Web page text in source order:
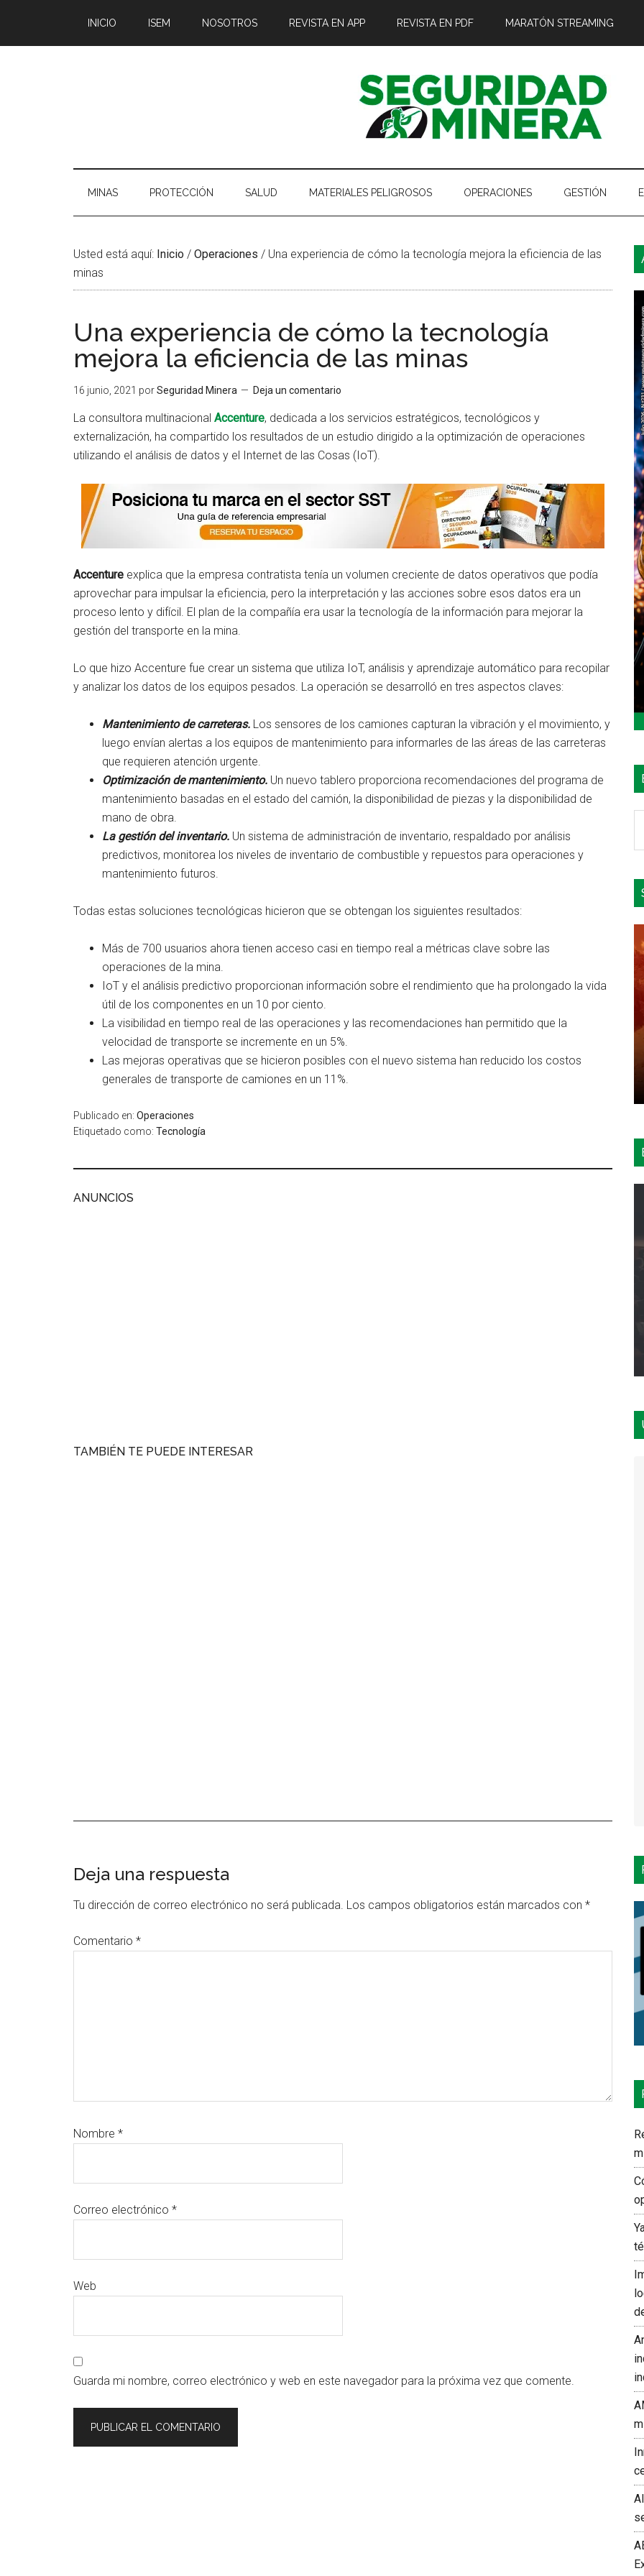
contenido
secondary
la
pie
INICIO ISEM NOSOTROS REVISTA EN APP REVISTA EN PDF MARATÓN STREAMING
MINAS PROTECCIÓN SALUD MATERIALES PELIGROSOS OPERACIONES GESTIÓN
Usted está aquí: Inicio / Operaciones / Una experiencia de cómo la tecnología mejora la eficiencia de las
minas
Una experiencia de cómo la tecnología
mejora la eficiencia de las minas
16 junio, 2021 porSeguridad Minera Deja un comentario
La consultora multinacional Accenture, dedicada a los servicios estratégicos, tecnológicos y
externalización, ha compartido los resultados de un estudio dirigido a la optimización de operaciones
utilizando el análisis de datos y el Internet de las Cosas (IoT).
Accenture explica que la empresa contratista tenía un volumen creciente de datos operativos que podía
aprovechar para impulsar la eficiencia, pero la interpretación y las acciones sobre esos datos era un
proceso lento y difícil. El plan de la compañía era usar la tecnología de la información para mejorar la
gestión del transporte en la mina.
Lo que hizo Accenture fue crear un sistema que utiliza IoT, análisis y aprendizaje automático para recopilar
y analizar los datos de los equipos pesados. La operación se desarrolló en tres aspectos claves:
Mantenimiento de carreteras. Los sensores de los camiones capturan la vibración y el movimiento, y
luego envían alertas a los equipos de mantenimiento para informarles de las áreas de las carreteras
que requieren atención urgente.
Optimización de mantenimiento. Un nuevo tablero proporciona recomendaciones del programa de
mantenimiento basadas en el estado del camión, la disponibilidad de piezas y la disponibilidad de
mano de obra.
La gestión del inventario. Un sistema de administración de inventario, respaldado por análisis
predictivos, monitorea los niveles de inventario de combustible y repuestos para operaciones y
mantenimiento futuros.
Todas estas soluciones tecnológicas hicieron que se obtengan los siguientes resultados:
Más de 700 usuarios ahora tienen acceso casi en tiempo real a métricas clave sobre las
operaciones de la mina.
IoT y el análisis predictivo proporcionan información sobre el rendimiento que ha prolongado la vida
útil de los componentes en un 10 por ciento.
La visibilidad en tiempo real de las operaciones y las recomendaciones han permitido que la
velocidad de transporte se incremente en un 5%.
Las mejoras operativas que se hicieron posibles con el nuevo sistema han reducido los costos
generales de transporte de camiones en un 11%.
Publicado en: Operaciones
Etiquetado como: Tecnología
ANUNCIOS
TAMBIÉN TE PUEDE INTERESAR
Interacciones
con
lectores
Deja una respuesta
Tu dirección de correo electrónico no será publicada. Los campos obligatorios están marcados con *
Comentario *
Nombre *
Correo electrónico *
Web
Guarda mi nombre, correo electrónico y web en este navegador para la próxima vez que comente.